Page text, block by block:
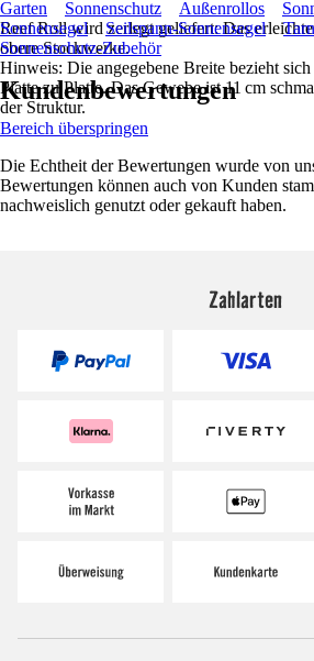
Reef Roll wird zerlegt geliefert: Das
obere Stockwerke.
Hinweis: Die angegebene Breite bezieht
Platte zu Platte. Das Gewebe ist 11 cm
der Struktur.
Garten Sonnenschutz Außenrollos
Sonnensegel
Seilspann-Sonnensegel
Sonnenschutz-Zubehör
Kundenbewertungen
Bereich überspringen
Die Echtheit der Bewertungen wurde von
Bewertungen können auch von Kunden
nachweislich genutzt oder gekauft haben.
Zahlarten